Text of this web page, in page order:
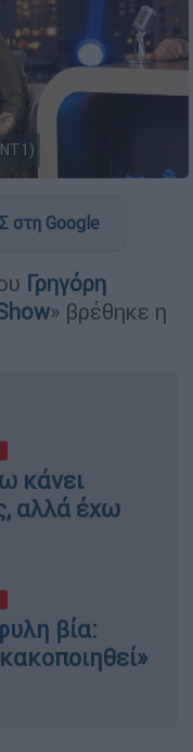
στη Google
Γρηγόρη
» βρέθηκε η
κάνει
αλλά έχω
βία: